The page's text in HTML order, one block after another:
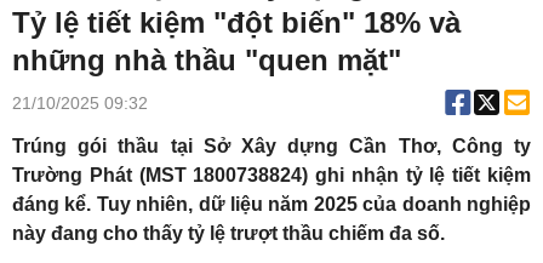
Tỷ lệ tiết kiệm "đột biến" 18% và
những nhà thầu "quen mặt"
21/10/2025 09:32
Trúng gói thầu tại Sở Xây dựng Cần Thơ, Công ty
Trường Phát (MST 1800738824) ghi nhận tỷ lệ tiết kiệm
đáng kể. Tuy nhiên, dữ liệu năm 2025 của doanh nghiệp
này đang cho thấy tỷ lệ trượt thầu chiếm đa số.